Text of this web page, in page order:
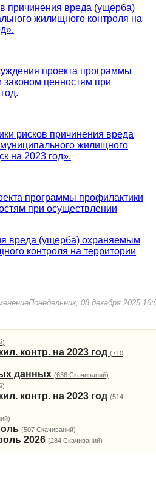
причинения вреда (ущерба)
жилищного контроля на
проекта программы
ценностям при
рисков причинения вреда
жилищного
на 2023 год».
программы профилактики
при осуществлении
вреда (ущерба) охраняемым
контроля на территории
08 декабря 2025
контр. на 2023 год (710
данных (636 Скачиваний)
контр. на 2023 год (514
(507 Скачиваний)
2026 (284 Скачиваний)